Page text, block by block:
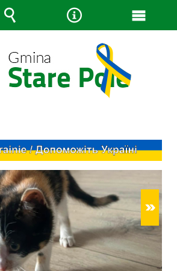
WyszukiwarkaNarzędziaMenu